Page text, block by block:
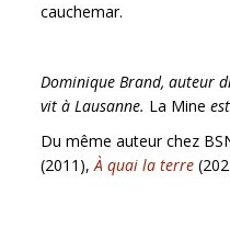
cauchemar.
Dominique Brand, auteur
vit à Lausanne. La Mine
Du même auteur chez
(2011),À quai la terre